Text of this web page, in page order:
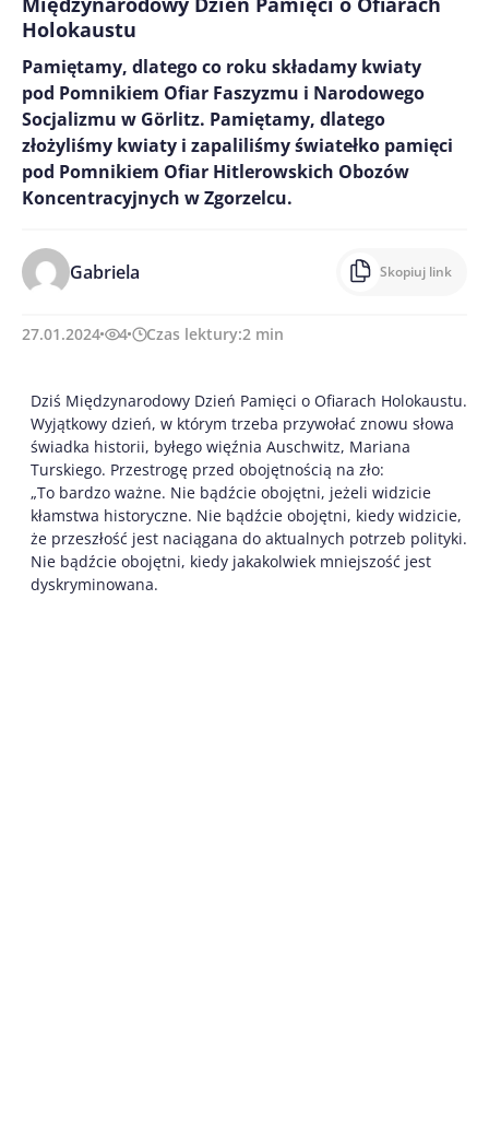
Holokaustu
Pamiętamy, dlatego co roku składamy kwiaty
pod Pomnikiem Ofiar Faszyzmu i Narodowego
Socjalizmu w Görlitz. Pamiętamy, dlatego
złożyliśmy kwiaty i zapaliliśmy światełko pamięci
pod Pomnikiem Ofiar Hitlerowskich Obozów
Koncentracyjnych w Zgorzelcu.
Gabriela Skopiuj link
27.01.2024 4 Czas lektury:2 min
Dziś Międzynarodowy Dzień Pamięci o Ofiarach Holokaustu.
Wyjątkowy dzień, w którym trzeba przywołać znowu słowa
świadka historii, byłego więźnia Auschwitz, Mariana
Turskiego. Przestrogę przed obojętnością na zło:
„To bardzo ważne. Nie bądźcie obojętni, jeżeli widzicie
kłamstwa historyczne. Nie bądźcie obojętni, kiedy widzicie,
że przeszłość jest naciągana do aktualnych potrzeb polityki.
Nie bądźcie obojętni, kiedy jakakolwiek mniejszość jest
dyskryminowana.